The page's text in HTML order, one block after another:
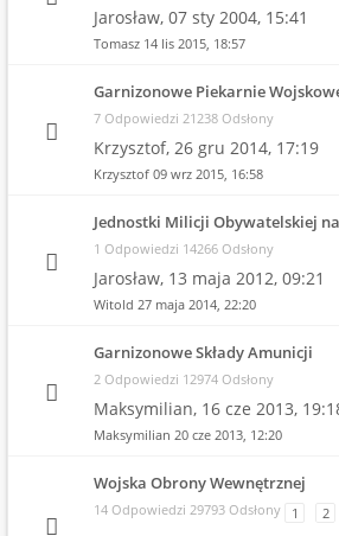
Jarosław, 07 sty 2004, 15:41
Tomasz 14 lis 2015, 18:57
Garnizonowe Piekarnie
7 Odpowiedzi 21238 Odsłony
Krzysztof, 26 gru 2014, 17:19
Krzysztof 09 wrz 2015, 16:58
Jednostki Milicji Obywatelskiej
1 Odpowiedzi 14266 Odsłony
Jarosław, 13 maja 2012, 09:21
Witold 27 maja 2014, 22:20
Garnizonowe Składy Amunicji
2 Odpowiedzi 12974 Odsłony
Maksymilian, 16 cze 2013,
Maksymilian 20 cze 2013, 12:20
Wojska Obrony Wewnętrznej
14 Odpowiedzi 29793 Odsłony 1 2